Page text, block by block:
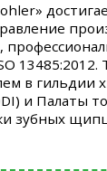
13485:2012.
в гильдии
и Палаты
зубных